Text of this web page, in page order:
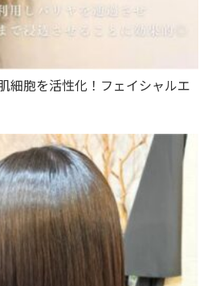
細胞を活性化！フェイシャルエ